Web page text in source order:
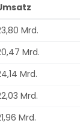
Mrd.
Mrd.
Mrd.
Mrd.
Mrd.